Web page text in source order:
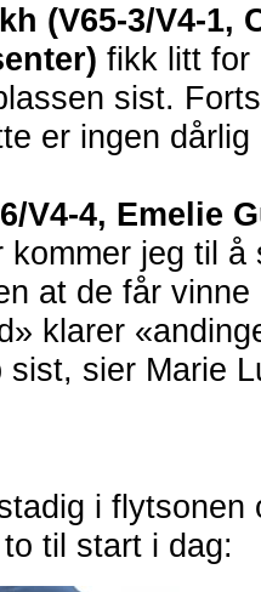
(V65-3/V4-1,
fikk litt for
sist.
er ingen dårlig
V4-4, Emelie
kommer jeg til å
at de får
klarer
sier Marie
i flytsonen
til start i dag: